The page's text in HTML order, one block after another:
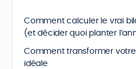
Comment calculer le vrai
(et décider quoi planter
Comment transformer
idéale